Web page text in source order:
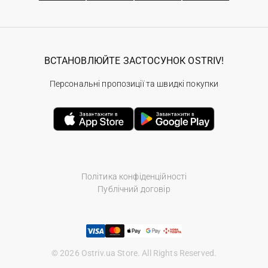
Політика конфіденційності
Публічний договір
© 2026 Ostriv.ua Store. All Rights Reserved.
ВСТАНОВЛЮЙТЕ ЗАСТОСУНОК OSTRIV!
Персональні пропозиції та швидкі покупки